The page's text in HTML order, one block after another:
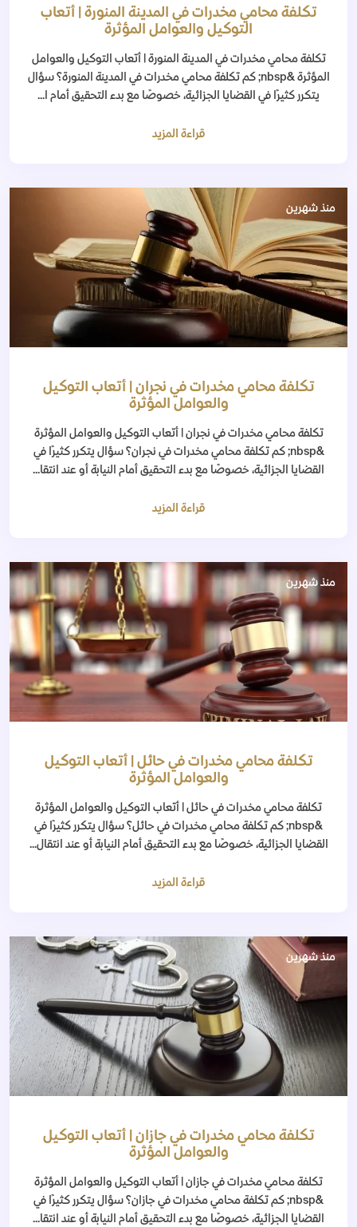
تكلفة محامي مخدرات في المدينة المنورة | أتعاب
التوكيل والعوامل المؤثرة
تكلفة محامي مخدرات في المدينة المنورة | أتعاب التوكيل والعوامل
المؤثرة &nbsp; كم تكلفة محامي مخدرات في المدينة المنورة؟ سؤال
يتكرر كثيرًا في القضايا الجزائية، خصوصًا مع بدء التحقيق أمام ا...
قراءة المزيد
منذ شهرين
تكلفة محامي مخدرات في نجران | أتعاب التوكيل
والعوامل المؤثرة
تكلفة محامي مخدرات في نجران | أتعاب التوكيل والعوامل المؤثرة
&nbsp; كم تكلفة محامي مخدرات في نجران؟ سؤال يتكرر كثيرًا في
القضايا الجزائية، خصوصًا مع بدء التحقيق أمام النيابة أو عند انتقا...
قراءة المزيد
منذ شهرين
تكلفة محامي مخدرات في حائل | أتعاب التوكيل
والعوامل المؤثرة
تكلفة محامي مخدرات في حائل | أتعاب التوكيل والعوامل المؤثرة
&nbsp; كم تكلفة محامي مخدرات في حائل؟ سؤال يتكرر كثيرًا في
القضايا الجزائية، خصوصًا مع بدء التحقيق أمام النيابة أو عند انتقال...
قراءة المزيد
منذ شهرين
تكلفة محامي مخدرات في جازان | أتعاب التوكيل
والعوامل المؤثرة
تكلفة محامي مخدرات في جازان | أتعاب التوكيل والعوامل المؤثرة
&nbsp; كم تكلفة محامي مخدرات في جازان؟ سؤال يتكرر كثيرًا في
القضايا الجزائية، خصوصًا مع بدء التحقيق أمام النيابة أو عند انتقا...